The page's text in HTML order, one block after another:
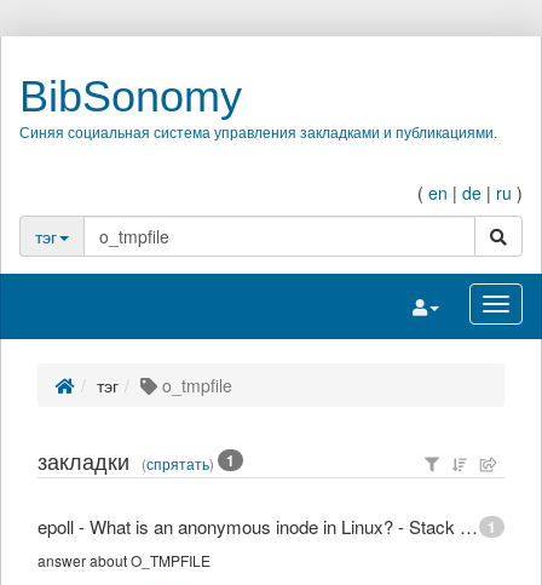
BibSonomy
Синяя социальная система управления закладками и публикациями.
( en | de | ru )
тэг
поиск
Переключить
тэг o_tmpfile
закладки (спрятать) 1
1
epoll - What is an anonymous inode in Linux? - Stack Overflow
answer about O_TMPFILE